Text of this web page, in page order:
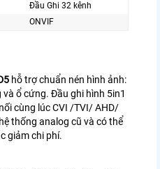
Đầu Ghi 32 kênh
ONVIF
hỗ trợ chuẩn nén hình ảnh:
ổ cứng. Đầu ghi hình 5in1
cùng lúc CVI /TVI/ AHD/
thống analog cũ và có thể
giảm chi phí.